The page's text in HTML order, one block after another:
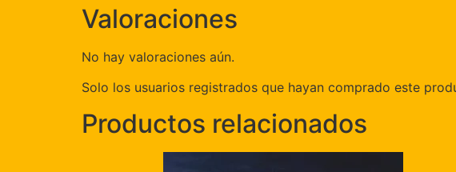
Valoraciones
No hay valoraciones aún.
Solo los usuarios registrados que hayan comprado este
Productos relacionados